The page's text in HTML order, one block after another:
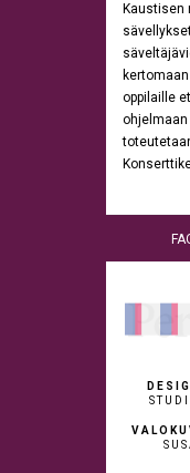
Kaustisen
oppilaille